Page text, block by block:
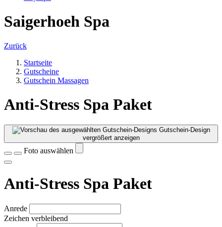
Saigerhoeh Spa
Zurück
Startseite
Gutscheine
Gutschein Massagen
Anti-Stress Spa Paket
Gutschein-Design
vergrößert anzeigen
Foto auswählen
Anti-Stress Spa Paket
Anrede
Zeichen verbleibend